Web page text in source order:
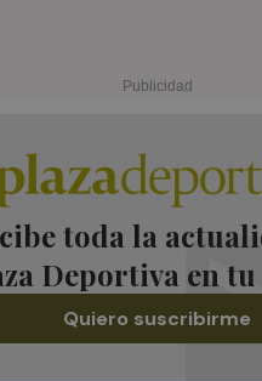
toda la
Deportiva en
Quiero suscribirme